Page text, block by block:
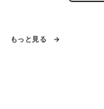
もっと見る